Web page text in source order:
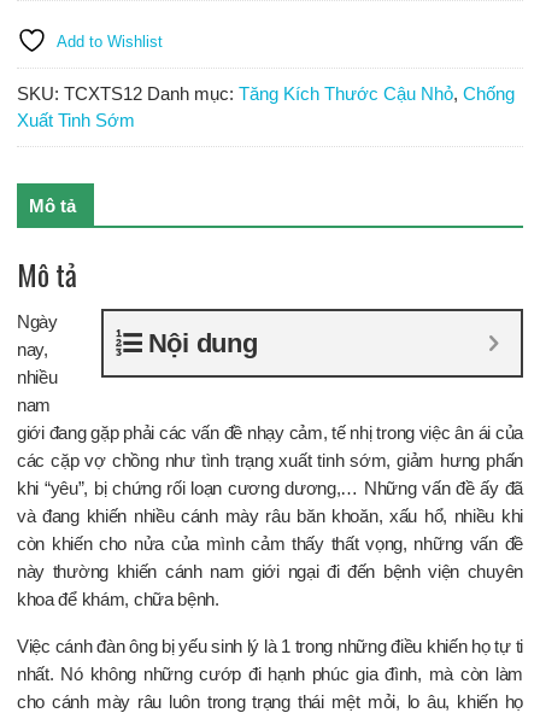
Đơn
-
Viên
uống
tăng
sinh
lực
lượng
Add to Wishlist
SKU: TCXTS12 Danh mục: Tăng Kích Thước Cậu Nhỏ, Chống
Xuất Tinh Sớm
Mô tả
Mô tả
Nội dung
Ngày
nay,
nhiều
nam
giới đang gặp phải các vấn đề nhạy cảm, tế nhị trong việc ân ái của
các cặp vợ chồng như tình trạng xuất tinh sớm, giảm hưng phấn
khi “yêu”, bị chứng rối loạn cương dương,… Những vấn đề ấy đã
và đang khiến nhiều cánh mày râu băn khoăn, xấu hổ, nhiều khi
còn khiến cho nửa của mình cảm thấy thất vọng, những vấn đề
này thường khiến cánh nam giới ngại đi đến bệnh viện chuyên
khoa để khám, chữa bệnh.
Việc cánh đàn ông bị yếu sinh lý là 1 trong những điều khiến họ tự ti
nhất. Nó không những cướp đi hạnh phúc gia đình, mà còn làm
cho cánh mày râu luôn trong trạng thái mệt mỏi, lo âu, khiến họ